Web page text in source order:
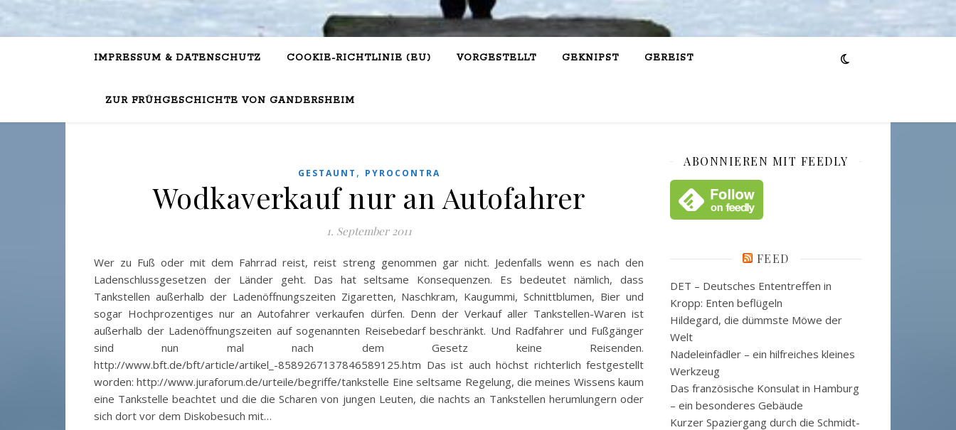
IMPRESSUM & DATENSCHUTZ COOKIE-RICHTLINIE (EU) VORGESTELLT GEKNIPST GEREIST
ZUR FRÜHGESCHICHTE VON GANDERSHEIM
GESTAUNT , PYROCONTRA
Wodkaverkauf nur an Autofahrer
1. September 2011
Wer zu Fuß oder mit dem Fahrrad reist, reist streng genommen gar nicht. Jedenfalls wenn es nach den
Ladenschlussgesetzen der Länder geht. Das hat seltsame Konsequenzen. Es bedeutet nämlich, dass
Tankstellen außerhalb der Ladenöffnungszeiten Zigaretten, Naschkram, Kaugummi, Schnittblumen, Bier und
sogar Hochprozentiges nur an Autofahrer verkaufen dürfen. Denn der Verkauf aller Tankstellen-Waren ist
außerhalb der Ladenöffnungszeiten auf sogenannten Reisebedarf beschränkt. Und Radfahrer und Fußgänger
sind nun mal nach dem Gesetz keine Reisenden.
http://www.bft.de/bft/article/artikel_-8589267137846589125.htm Das ist auch höchst richterlich festgestellt
worden: http://www.juraforum.de/urteile/begriffe/tankstelle Eine seltsame Regelung, die meines Wissens kaum
eine Tankstelle beachtet und die die Scharen von jungen Leuten, die nachts an Tankstellen herumlungern oder
sich dort vor dem Diskobesuch mit…
ABONNIEREN MIT FEEDLY
FEED
DET – Deutsches Ententreffen in
Kropp: Enten beflügeln
Hildegard, die dümmste Möwe der
Welt
Nadeleinfädler – ein hilfreiches kleines
Werkzeug
Das französische Konsulat in Hamburg
– ein besonderes Gebäude
Kurzer Spaziergang durch die Schmidt-